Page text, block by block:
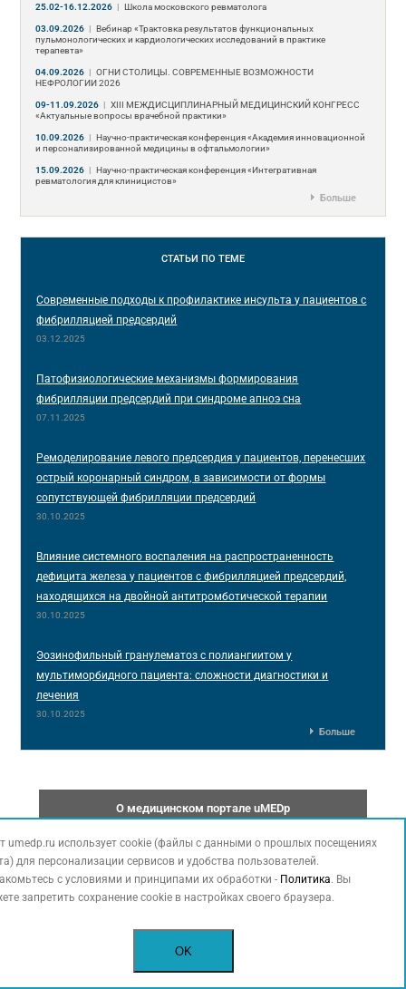
25.02-16.12.2026 | Школа московского ревматолога
03.09.2026 | Вебинар «Трактовка результатов функциональных
пульмонологических и кардиологических исследований в практике
терапевта»
04.09.2026 | ОГНИ СТОЛИЦЫ. СОВРЕМЕННЫЕ ВОЗМОЖНОСТИ
НЕФРОЛОГИИ 2026
09-11.09.2026 | ХIII МЕЖДИСЦИПЛИНАРНЫЙ МЕДИЦИНСКИЙ КОНГРЕСС
«Актуальные вопросы врачебной практики»
10.09.2026 | Научно-практическая конференция «Академия инновационной
и персонализированной медицины в офтальмологии»
15.09.2026 | Научно-практическая конференция «Интегративная
ревматология для клиницистов»
Больше
СТАТЬИ ПО ТЕМЕ
Современные подходы к профилактике инсульта у пациентов с
фибрилляцией предсердий
03.12.2025
Патофизиологические механизмы формирования
фибрилляции предсердий при синдроме апноэ сна
07.11.2025
Ремоделирование левого предсердия у пациентов, перенесших
острый коронарный синдром, в зависимости от формы
сопутствующей фибрилляции предсердий
30.10.2025
Влияние системного воспаления на распространенность
дефицита железа у пациентов с фибрилляцией предсердий,
находящихся на двойной антитромботической терапии
30.10.2025
Эозинофильный гранулематоз с полиангиитом у
мультиморбидного пациента: сложности диагностики и
лечения
30.10.2025
Больше
О медицинском портале uMEDp
Медицинский портал для врачей uMEDp (Universal
Medical Portal) создан при участии ведущих
экспертов различных областей медицины, много
проектов научно-медицинские материалы стали
отправной точкой в развитии сетевого ресурса.
umedp.ru использует cookie (файлы с данными о прошлых посещениях
для персонализации сервисов и удобства пользователей.
с условиями и принципами их обработки - Политика. Вы
запретить сохранение cookie в настройках своего браузера.
OK